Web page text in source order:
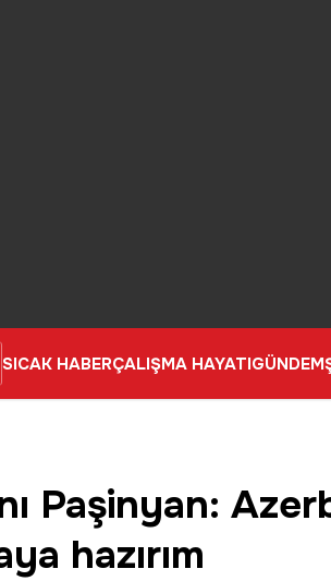
SICAK HABERÇALIŞMA HAYATIGÜNDEM
Paşinyan:
hazırım